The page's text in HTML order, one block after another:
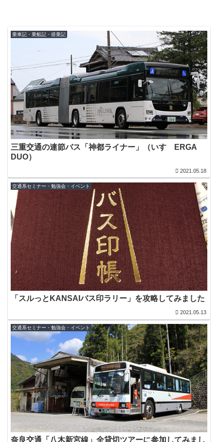
乗車記・乗船記・搭乗記
三重交通の連節バス「神都ライナー」（いすゞERGA
DUO）
2021.05.18
交通系セミナー・勉強会・イベント
「スルっとKANSAIバス印ラリー」を攻略してみました
2021.05.13
交通系セミナー・勉強会・イベント
奈良交通「八木新宮線」全貸切ツアーに参加してみまし